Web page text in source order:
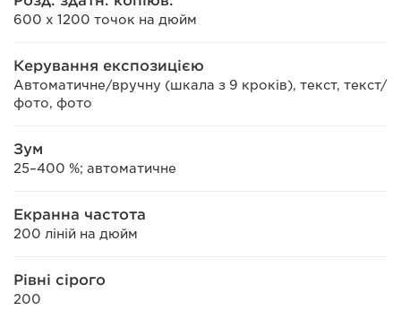
600 x 1200 точок на дюйм
Керування експозицією
Автоматичне/вручну (шкала з 9 кроків), текст, текст/
фото, фото
Зум
25–400 %; автоматичне
Екранна частота
200 ліній на дюйм
Рівні сірого
200